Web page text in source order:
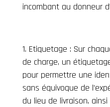
incombant au donneur
Etiquetage : Sur
de charge, un
pour permettre une
sans équivoque de
du lieu de livraison,